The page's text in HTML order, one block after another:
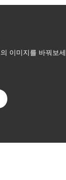
이미지를 바꿔보세